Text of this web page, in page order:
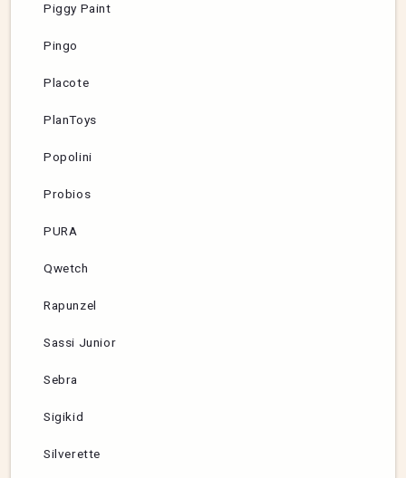
Piggy Paint
Pingo
Placote
PlanToys
Popolini
Probios
PURA
Qwetch
Rapunzel
Sassi Junior
Sebra
Sigikid
Silverette